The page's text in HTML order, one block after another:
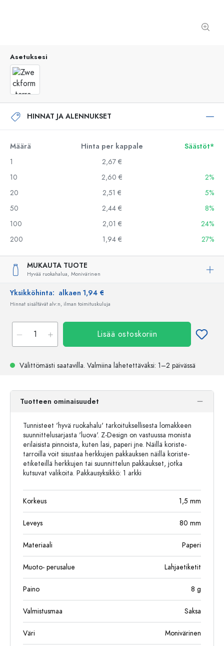
Asetuksesi
HINNAT JA ALENNUKSET
Määrä Hinta per kappale
Säästöt*
1
2,67 €
10
2,60 €
2%
20
2,51 €
5%
50
2,44 €
8%
100
2,01 €
24%
200
1,94 € 27%
MUKAUTA TUOTE
Hyvää ruokahalua, Monivärinen
Yksikköhinta: alkaen 1,94 €
Hinnat sisältävät alv:n, ilman toimituskuluja
Lisää ostoskoriin
Välittömästi saatavilla. Valmiina lähetettäväksi: 1–2 päivässä
Tuotteen ominaisuudet
Tunnisteet 'hyvä ruokahalu' tarkoituksellisesta lomakkeen
suunnittelusarjasta 'luova'. Z-Design on vastuussa monista
erilaisista pinnoista, kuten lasi, paperi jne. Näillä koriste-
tarroilla voit sisustaa herkkujen pakkauksen näillä koriste-
etiketeillä herkkujen tai suunnittelun pakkaukset, jotka
kutsuvat valikoita. Pakkausyksikkö: 1 ​​arkki
Korkeus 1,5 mm
Leveys 80 mm
Materiaali Paperi
Muoto- perusalue Lahjaetiketit
Paino 8 g
Valmistusmaa Saksa
Väri Monivärinen